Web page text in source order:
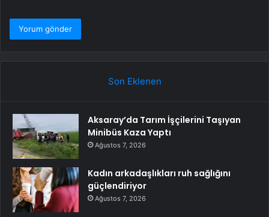
Son Eklenen
Aksaray’da Tarım İşçilerini Taşıyan
Minibüs Kaza Yaptı
Ağustos 7, 2026
Kadın arkadaşlıkları ruh sağlığını
güçlendiriyor
Ağustos 7, 2026